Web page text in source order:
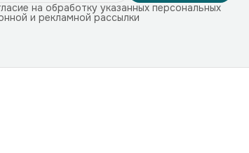
на обработку указанных персональных
и рекламной рассылки